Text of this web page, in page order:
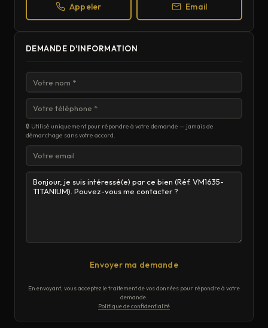
Appeler Email
DEMANDE D'INFORMATION
🔒 Utilisé uniquement pour répondre à votre demande — jamais de
démarchage sans votre accord.
Envoyer ma demande
En envoyant, vous acceptez le traitement de vos données pour répondre à votre
demande.
Politique de confidentialité